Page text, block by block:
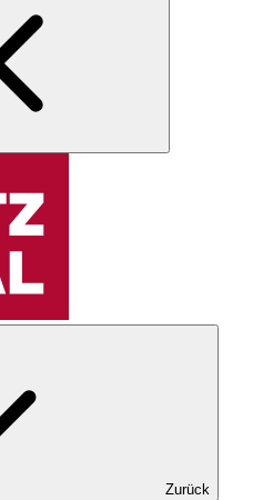
Zurück